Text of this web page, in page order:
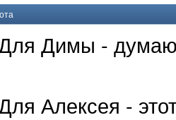
Димы -
Алексея -